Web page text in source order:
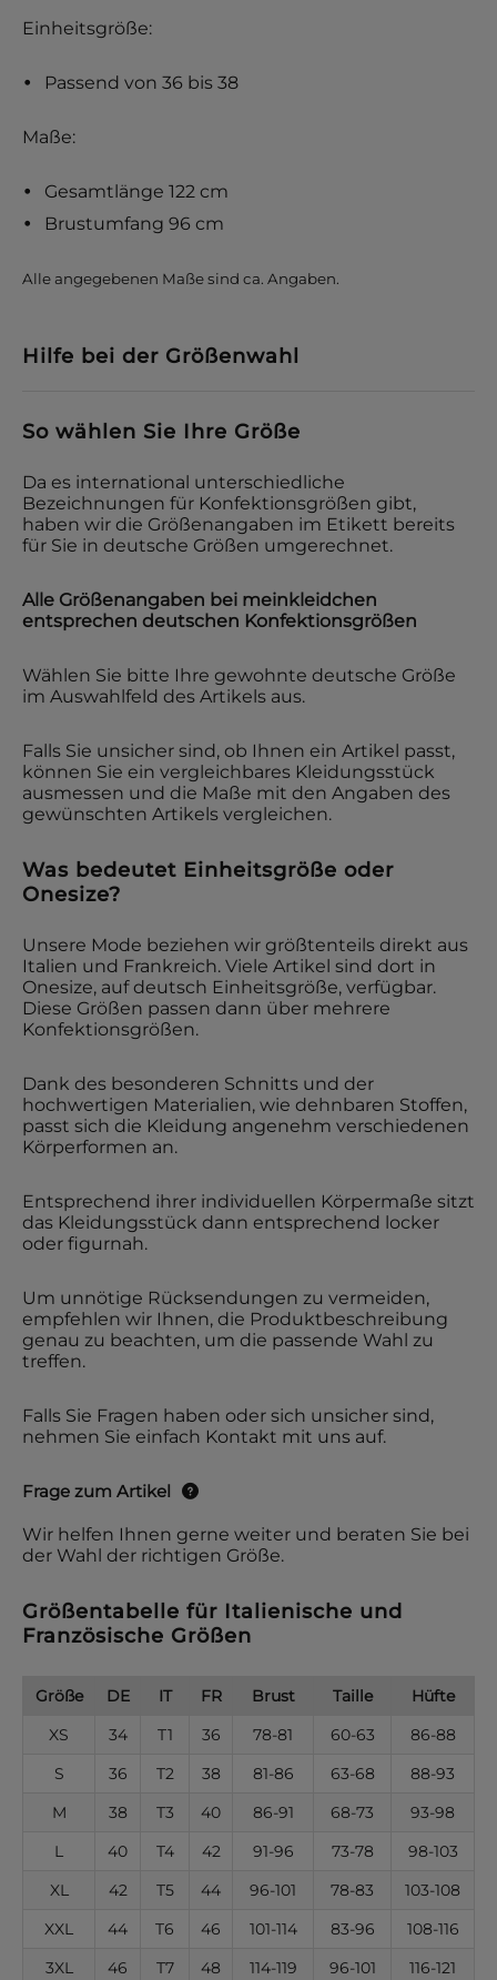
Einheitsgröße:
Passend von 36 bis 38
Maße:
Gesamtlänge 122 cm
Brustumfang 96 cm
Alle angegebenen Maße sind ca. Angaben.
Hilfe bei der Größenwahl
So wählen Sie Ihre Größe
Da es international unterschiedliche
Bezeichnungen für Konfektionsgrößen gibt,
haben wir die Größenangaben im Etikett bereits
für Sie in deutsche Größen umgerechnet.
Alle Größenangaben bei meinkleidchen
entsprechen deutschen Konfektionsgrößen
Wählen Sie bitte Ihre gewohnte deutsche Größe
im Auswahlfeld des Artikels aus.
Falls Sie unsicher sind, ob Ihnen ein Artikel passt,
können Sie ein vergleichbares Kleidungsstück
ausmessen und die Maße mit den Angaben des
gewünschten Artikels vergleichen.
Was bedeutet Einheitsgröße oder
Onesize?
Unsere Mode beziehen wir größtenteils direkt aus
Italien und Frankreich. Viele Artikel sind dort in
Onesize, auf deutsch Einheitsgröße, verfügbar.
Diese Größen passen dann über mehrere
Konfektionsgrößen.
Dank des besonderen Schnitts und der
hochwertigen Materialien, wie dehnbaren Stoffen,
passt sich die Kleidung angenehm verschiedenen
Körperformen an.
Entsprechend ihrer individuellen Körpermaße sitzt
das Kleidungsstück dann entsprechend locker
oder figurnah.
Um unnötige Rücksendungen zu vermeiden,
empfehlen wir Ihnen, die Produktbeschreibung
genau zu beachten, um die passende Wahl zu
treffen.
Falls Sie Fragen haben oder sich unsicher sind,
nehmen Sie einfach Kontakt mit uns auf.
Frage zum Artikel
Wir helfen Ihnen gerne weiter und beraten Sie bei
der Wahl der richtigen Größe.
Größentabelle für Italienische und
Französische Größen
Größe DE IT FR Brust Taille
Hüfte
XS
34 T1 36 78-81 60-63
86-88
S
36 T2 38 81-86 63-68
88-93
M
38 T3 40 86-91 68-73
93-98
L
40 T4 42 91-96 73-78
98-103
XL
42 T5 44 96-101 78-83
103-108
XXL
44 T6 46 101-114 83-96
108-116
3XL
46 T7 48 114-119 96-101
116-121